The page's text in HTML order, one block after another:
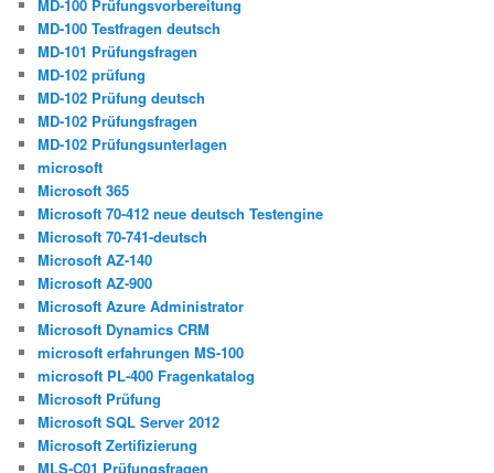
MD-100 Prüfungsvorbereitung
MD-100 Testfragen deutsch
MD-101 Prüfungsfragen
MD-102 prüfung
MD-102 Prüfung deutsch
MD-102 Prüfungsfragen
MD-102 Prüfungsunterlagen
microsoft
Microsoft 365
Microsoft 70-412 neue deutsch Testengine
Microsoft 70-741-deutsch
Microsoft AZ-140
Microsoft AZ-900
Microsoft Azure Administrator
Microsoft Dynamics CRM
microsoft erfahrungen MS-100
microsoft PL-400 Fragenkatalog
Microsoft Prüfung
Microsoft SQL Server 2012
Microsoft Zertifizierung
MLS-C01 Prüfungsfragen